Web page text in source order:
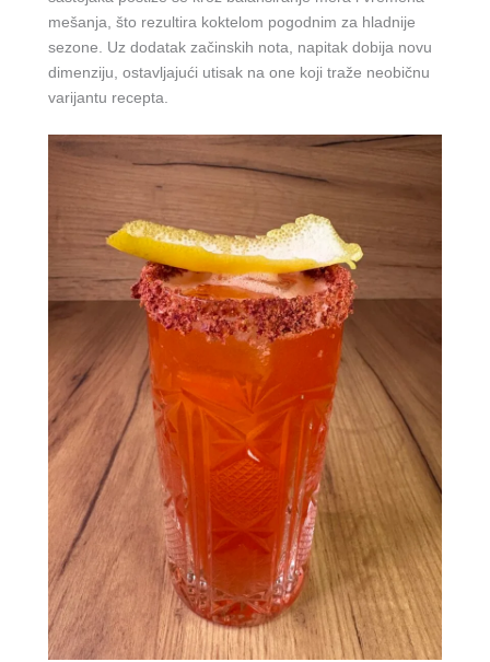
mešanja, što rezultira koktelom pogodnim za hladnije
sezone. Uz dodatak začinskih nota, napitak dobija novu
dimenziju, ostavljajući utisak na one koji traže neobičnu
varijantu recepta.